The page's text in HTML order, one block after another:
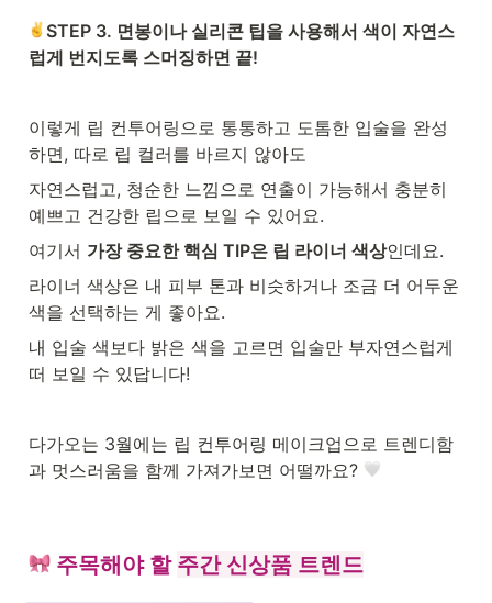
STEP 3. 면봉이나 실리콘 팁을 사용해서 색이 자연스
럽게 번지도록 스머징하면 끝!
이렇게 립 컨투어링으로 통통하고 도톰한 입술을 완성
하면, 따로 립 컬러를 바르지 않아도
자연스럽고, 청순한 느낌으로 연출이 가능해서 충분히
예쁘고 건강한 립으로 보일 수 있어요.
여기서 가장 중요한 핵심 TIP은 립 라이너 색상인데요.
라이너 색상은 내 피부 톤과 비슷하거나 조금 더 어두운
색을 선택하는 게 좋아요.
내 입술 색보다 밝은 색을 고르면 입술만 부자연스럽게
떠 보일 수 있답니다!
다가오는 3월에는 립 컨투어링 메이크업으로 트렌디함
과 멋스러움을 함께 가져가보면 어떨까요?
주목해야 할 주간 신상품 트렌드